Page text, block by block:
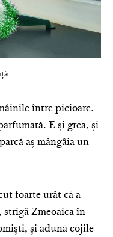
între picioare.
E și grea, și
aș mângâia un
foarte urât că a
strigă Zmeoaica în
și adună cojile